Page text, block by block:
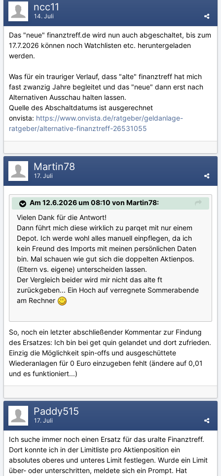
ncc11
14. Juli
Das "neue" finanztreff.de wird nun auch abgeschaltet, bis zum
17.7.2026 können noch Watchlisten etc. heruntergeladen
werden.
Was für ein trauriger Verlauf, dass "alte" finanztreff hat mich
fast zwanzig Jahre begleitet und das "neue" dann erst nach
Alternativen Ausschau halten lassen.
Quelle des Abschaltdatums ist ausgerechnet
onvista: https://www.onvista.de/ratgeber/geldanlage-
ratgeber/alternative-finanztreff-26531055
Martin78
17. Juli
Am 12.6.2026 um 08:10 von Martin78:
Vielen Dank für die Antwort!
Dann führt mich diese wirklich zu parqet mit nur einem
Depot. Ich werde wohl alles manuell einpflegen, da ich
kein Freund des Imports mit meinen persönlichen Daten
bin. Mal schauen wie gut sich die doppelten Aktienpos.
(Eltern vs. eigene) unterscheiden lassen.
Der Vergleich beider wird mir nicht das alte ft
zurückgeben... Ein Hoch auf verregnete Sommerabende
am Rechner
So, noch ein letzter abschließender Kommentar zur Findung
des Ersatzes: Ich bin bei get quin gelandet und dort zufrieden.
Einzig die Möglichkeit spin-offs und ausgeschüttete
Wiederanlagen für 0 Euro einzugeben fehlt (ändere auf 0,01
und es funktioniert...)
Paddy515
17. Juli
Ich suche immer noch einen Ersatz für das uralte Finanztreff.
Dort konnte ich in der Limitliste pro Aktienposition ein
absolutes oberes und unteres Limit festlegen. Wurde ein Limit
über- oder unterschritten, meldete sich ein Prompt. Hat